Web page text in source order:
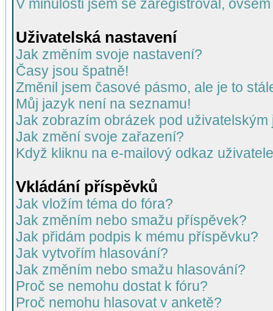
V minulosti jsem se zaregistroval,
Uživatelská nastavení
Jak změním svoje nastavení?
Časy jsou špatně!
Změnil jsem časové pásmo, ale je to
Můj jazyk není na seznamu!
Jak zobrazím obrázek pod uživatelským
Jak změní svoje zařazení?
Když kliknu na e-mailový odkaz
Vkládání příspěvků
Jak vložím téma do fóra?
Jak změním nebo smažu příspěvek?
Jak přidám podpis k mému příspěvku?
Jak vytvořím hlasování?
Jak změním nebo smažu hlasování?
Proč se nemohu dostat k fóru?
Proč nemohu hlasovat v anketě?